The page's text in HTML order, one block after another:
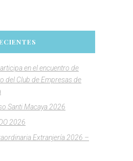
en el encuentro de
del Club de Empresas de
Santi Macaya 2026
2026
Extranjería 2026 –